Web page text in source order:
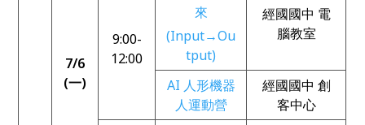
7/6
(一)
9:00-
12:00
來
(Input→Ou
tput)
經國國中 電
腦教室
AI 人形機器
人運動營
經國國中 創
客中心